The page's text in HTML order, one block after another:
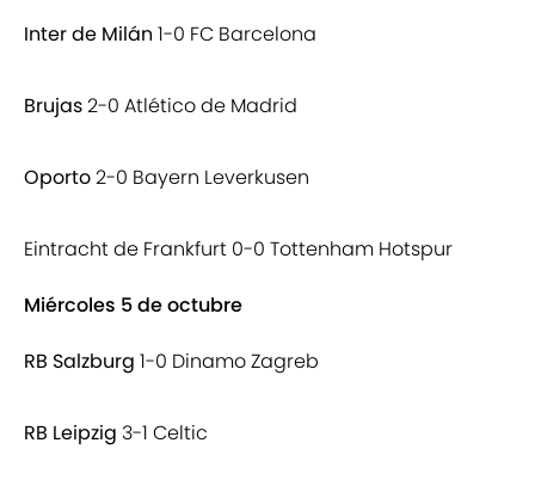
Inter de Milán 1-0 FC Barcelona
Brujas2-0 Atlético de Madrid
Oporto2-0 Bayern Leverkusen
Eintracht de Frankfurt 0-0 Tottenham Hotspur
Miércoles 5 de octubre
RB Salzburg 1-0 Dinamo Zagreb
RB Leipzig 3-1 Celtic